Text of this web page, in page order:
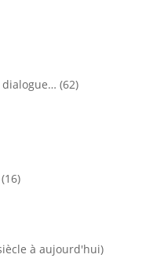
dialogue… (62)
à aujourd'hui)